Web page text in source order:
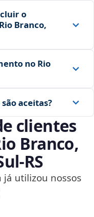
o
Branco,
no Rio
aceitas?
clientes
Branco,
utilizou nossos